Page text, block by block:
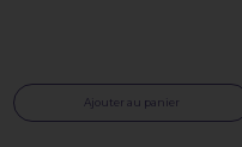
Ajouter au panier